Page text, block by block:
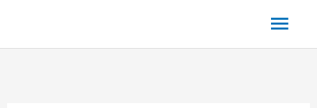
springen